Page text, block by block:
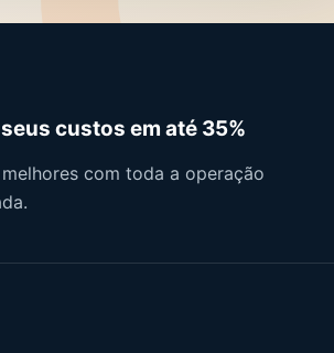
custos em até 35%
com toda a operação